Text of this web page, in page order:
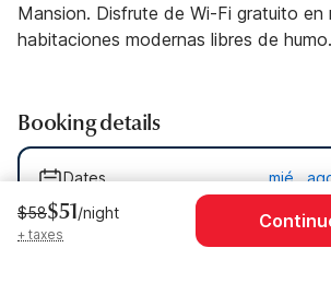
Mansion. Disfrute de Wi-Fi gratuito en
habitaciones modernas libres de humo.
Booking details
Dates mié.,
Guests
$58$51/night
+ taxes